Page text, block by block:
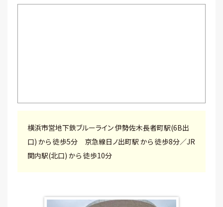
横浜市営地下鉄ブルーライン 伊勢佐木長者町駅(6B出
口) から 徒歩5分 京急線日ノ出町駅 から 徒歩8分／JR
関内駅(北口) から 徒歩10分